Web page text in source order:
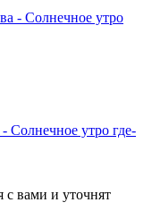
Солнечное утро где-
с вами и уточнят